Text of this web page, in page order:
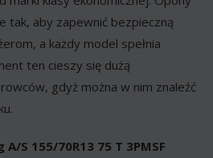
tak, aby zapewnić bezpieczną
a każdy model spełnia
ten cieszy się dużą
gdyż można w nim znaleźć
S 155/70R13 75 T 3PMSF